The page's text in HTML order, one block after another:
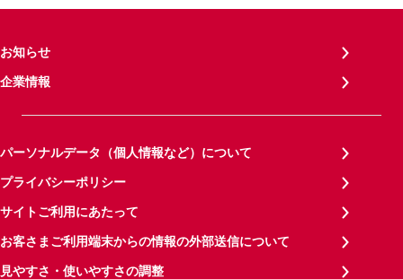
お知らせ
企業情報
パーソナルデータ（個人情報など）について
プライバシーポリシー
サイトご利用にあたって
お客さまご利用端末からの情報の外部送信について
見やすさ・使いやすさの調整